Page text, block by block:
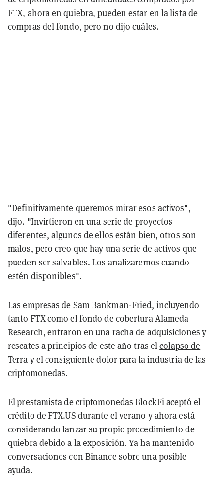
FTX, ahora en quiebra, pueden estar en la lista de
compras del fondo, pero no dijo cuáles.
"Definitivamente queremos mirar esos activos",
dijo. "Invirtieron en una serie de proyectos
diferentes, algunos de ellos están bien, otros son
malos, pero creo que hay una serie de activos que
pueden ser salvables. Los analizaremos cuando
estén disponibles".
Las empresas de Sam Bankman-Fried, incluyendo
tanto FTX como el fondo de cobertura Alameda
Research, entraron en una racha de adquisiciones y
rescates a principios de este año tras elcolapso de
Terra y el consiguiente dolor para la industria de las
criptomonedas.
El prestamista de criptomonedas BlockFi aceptó el
crédito de FTX.US durante el verano y ahora está
considerando lanzar su propio procedimiento de
quiebra debido a la exposición. Ya ha mantenido
conversaciones con Binance sobre una posible
ayuda.